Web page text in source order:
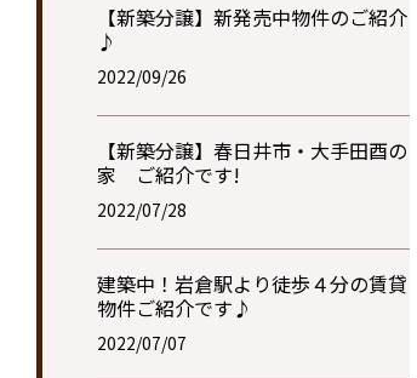
【新築分譲】新発売中物件のご紹介
♪
2022/09/26
【新築分譲】春日井市・大手田酉の
家 ご紹介です!
2022/07/28
建築中！岩倉駅より徒歩４分の賃貸
物件ご紹介です♪
2022/07/07